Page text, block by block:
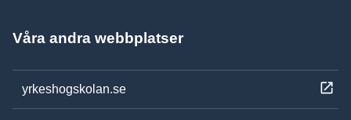
Våra andra webbplatser
yrkeshogskolan.se